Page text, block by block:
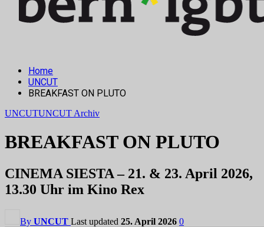
Home
UNCUT
BREAKFAST ON PLUTO
UNCUTUNCUT Archiv
BREAKFAST ON PLUTO
CINEMA SIESTA – 21. & 23. April 2026,
13.30 Uhr im Kino Rex
By UNCUT Last updated 25. April 2026 0